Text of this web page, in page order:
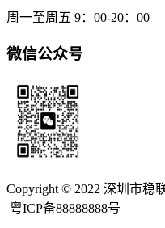
周一至周五 9：00-20：00
微信公众号
Copyright © 2022 深圳市
粤ICP备88888888号